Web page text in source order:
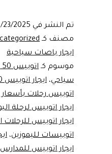
تم النشر في 23/2025
مصنف كـ
ايجار باصات سياحية
موسوم كـ اتوبيس 50 راكب للرحلات
سياحي، ايجار اتوبيس 50 مقعد عروض
اتوبيس رحلات
ايجار اتوبيس لرحلة
ايجار اتوبيس للرحلات
اتوبيسات لليموزين،
ايجار اتوبيس للمدارس